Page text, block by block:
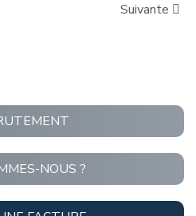
Suivante
NOUS ?